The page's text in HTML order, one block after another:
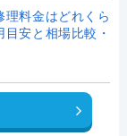
理料金はどれくら
安と相場比較・